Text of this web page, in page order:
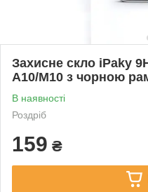
Захисне скло iPaky
A10/M10 з чорною
В наявності
Роздріб
159 ₴